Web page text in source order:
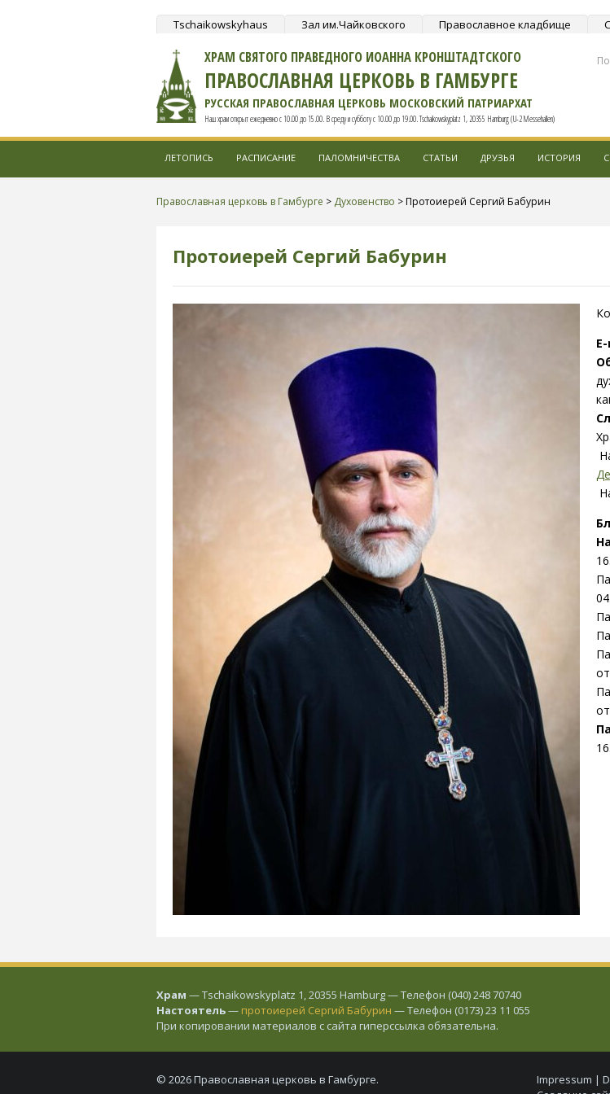
Tschaikowskyhaus Зал им.Чайковского Православное кладбище
ХРАМ СВЯТОГО ПРАВЕДНОГО ИОАННА КРОНШТАДТСКОГО
ПРАВОСЛАВНАЯ ЦЕРКОВЬ В ГАМБУРГЕ
РУССКАЯ ПРАВОСЛАВНАЯ ЦЕРКОВЬ МОСКОВСКИЙ ПАТРИАРХАТ
Наш храм открыт ежедневно с 10.00 до 15.00. В среду и субботу с 10.00 до 19.00. Tschaikowskyplatz 1, 20355 Hamburg (U-2 Messehallen)
ЛЕТОПИСЬ РАСПИСАНИЕ ПАЛОМНИЧЕСТВА СТАТЬИ ДРУЗЬЯ ИСТОРИЯ
Православная церковь в Гамбурге > Духовенство > Протоиерей Сергий Бабурин
Протоиерей Сергий Бабурин
Храм — Tschaikowskyplatz 1, 20355 Hamburg — Телефон (040) 248 70740
Настоятель— протоиерей Сергий Бабурин — Телефон (0173) 23 11 055
При копировании материалов с сайта гиперссылка обязательна.
Impressum |
© 2026 Православная церковь в Гамбурге.